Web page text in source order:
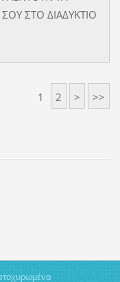
ΣΤΟ ΔΙΑΔΥΚΤΙΟ
1 2 > >>